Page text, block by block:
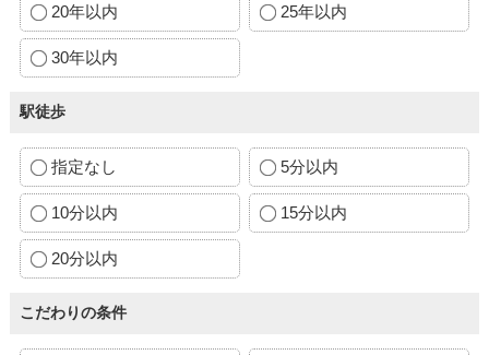
20年以内 25年以内
30年以内
駅徒歩
指定なし 5分以内
10分以内 15分以内
20分以内
こだわりの条件